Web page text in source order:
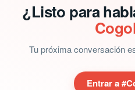
¿Listo para
Tu próxima conversación
Entrar a